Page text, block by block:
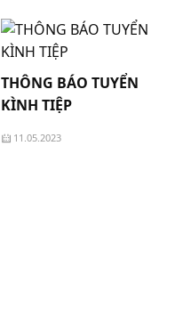
THÔNG BÁO TUYỂN
KÌNH TIỆP
11.05.2023